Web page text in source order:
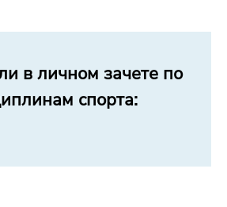
в личном зачете по
спорта: